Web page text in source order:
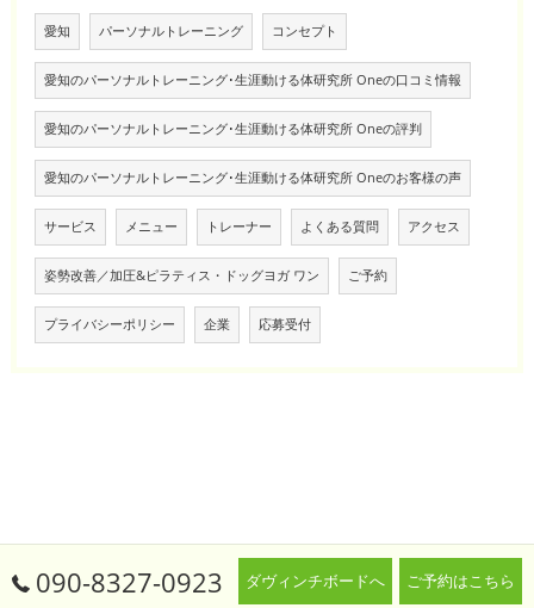
愛知 パーソナルトレーニング コンセプト
愛知のパーソナルトレーニング･生涯動ける体研究所 Oneの口コミ情報
愛知のパーソナルトレーニング･生涯動ける体研究所 Oneの評判
愛知のパーソナルトレーニング･生涯動ける体研究所 Oneのお客様の声
サービス メニュー トレーナー よくある質問 アクセス
姿勢改善／加圧&ピラティス・ドッグヨガ ワン ご予約
プライバシーポリシー 企業 応募受付
090-8327-0923 ダヴィンチボードへ ご予約はこちら